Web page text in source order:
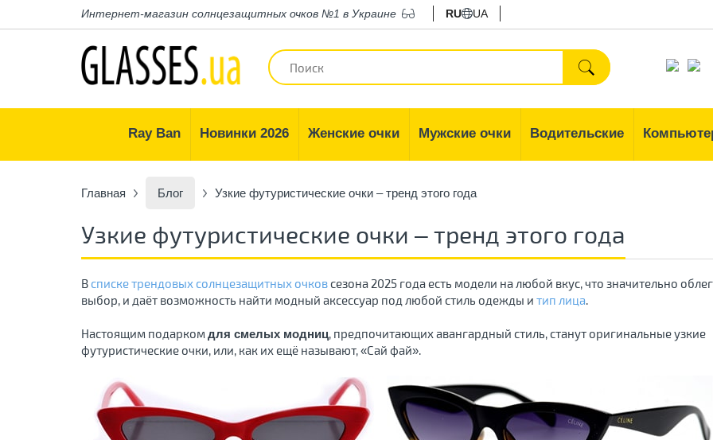
Интернет-магазин солнцезащитных очков №1 в Украине RU UA
Ray Ban Новинки 2026 Женские очки Мужские очки Водительские
Главная Блог Узкие футуристические очки – тренд этого года
Узкие футуристические очки – тренд этого года
В списке трендовых солнцезащитных очковсезона 2025 года есть модели на любой вкус, что значительно
выбор, и даёт возможность найти модный аксессуар под любой стиль одежды и тип лица.
Настоящим подаркомдля смелых модниц, предпочитающих авангардный стиль, станут оригинальные узкие
футуристические очки, или, как их ещё называют, «Сай фай».